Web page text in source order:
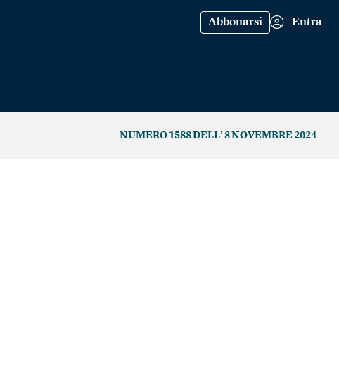
Abbonarsi Entra
NUMERO 1588 DELL’ 8 NOVEMBRE 2024